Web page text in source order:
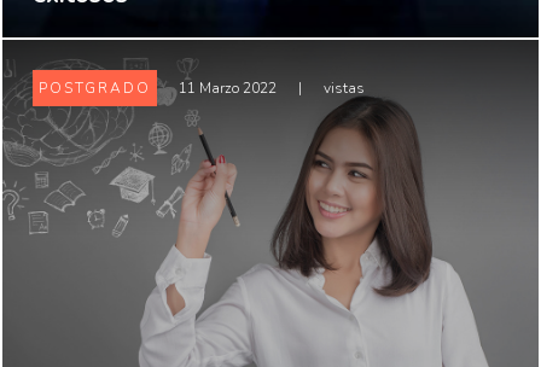
POSTGRADO 11 Marzo 2022 | vistas